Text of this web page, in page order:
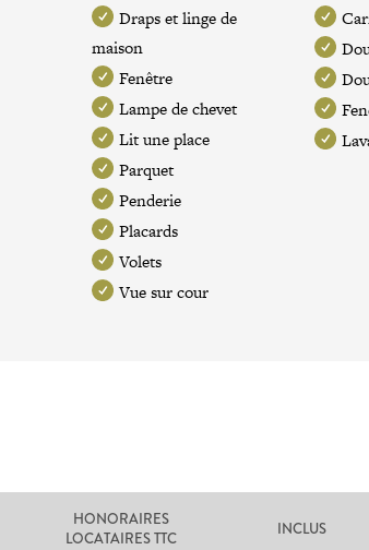
Draps et linge de
maison
Fenêtre
Lampe de chevet
Lit une place
Parquet
Penderie
Placards
Volets
Vue sur cour
HONORAIRES
LOCATAIRES TTC
INCLUS